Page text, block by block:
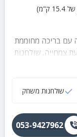
ק"מ)
עם בריכה מחוממת
צמחייה, שולחנות
מצויד, פרטיות מלאה,
לאירוח של
שולחנות משחק
053-9427962